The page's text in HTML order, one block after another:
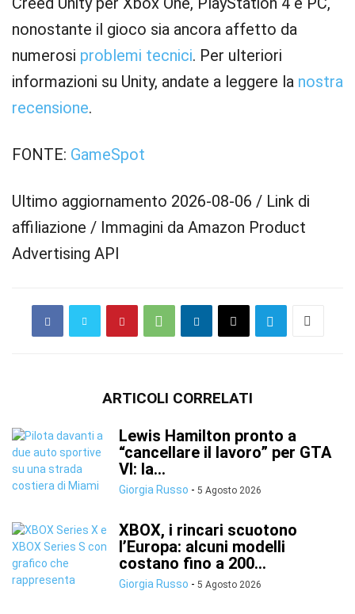
nonostante il gioco sia ancora affetto da
numerosi problemi tecnici. Per ulteriori
informazioni su Unity, andate a leggere la nostra
recensione.
FONTE: GameSpot
Ultimo aggiornamento 2026-08-06 / Link di
affiliazione / Immagini da Amazon Product
Advertising API
ARTICOLI CORRELATI
Lewis Hamilton pronto a
“cancellare il lavoro” per GTA
VI: la...
Giorgia Russo - 5 Agosto 2026
XBOX, i rincari scuotono
l’Europa: alcuni modelli
costano fino a 200...
Giorgia Russo - 5 Agosto 2026